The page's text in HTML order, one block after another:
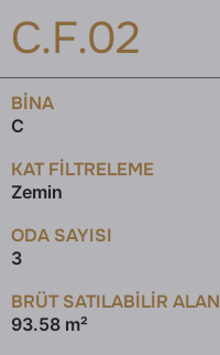
C.F.02
BINA
C
KAT FILTRELEME
Zemin
ODA SAYISI
3
BRÜT SATILABILIR ALAN
93.58 m²